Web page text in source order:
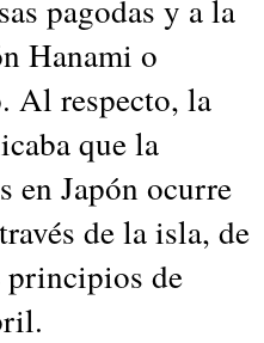
pagodas y a la
Hanami o
Al respecto, la
que la
en Japón ocurre
de la isla, de
principios de